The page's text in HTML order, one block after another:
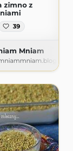
zimno z
39
Mniam